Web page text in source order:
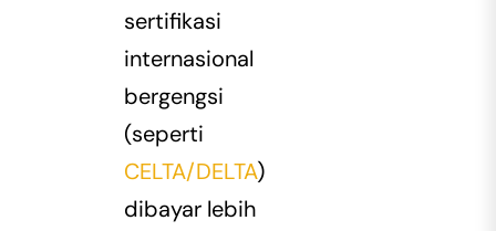
sertifikasi
internasional
bergengsi
(seperti
CELTA/DELTA)
dibayar lebih